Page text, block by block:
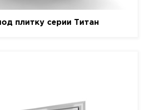
плитку серии Титан